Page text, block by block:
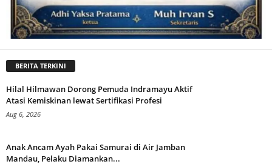
BERITA TERKINI
Hilal Hilmawan Dorong Pemuda Indramayu Aktif
Atasi Kemiskinan lewat Sertifikasi Profesi
Aug 6, 2026
Anak Ancam Ayah Pakai Samurai di Air Jamban
Mandau, Pelaku Diamankan...